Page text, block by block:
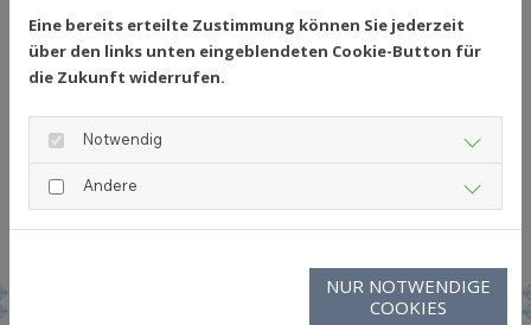
* Pflichtangabe
Eine bereits erteilte Zustimmung können Sie jederzeit
über den links unten eingeblendeten Cookie-Button für
die Zukunft widerrufen.
Notwendig
Andere
NUR NOTWENDIGE
COOKIES